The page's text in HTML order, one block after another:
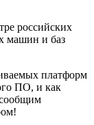
российских
машин и баз
платформ
ПО, и как
сообщим